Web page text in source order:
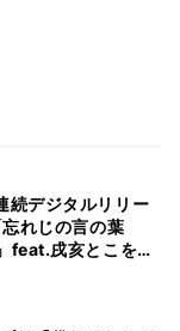
続デジタルリリー
れじの言の葉
戌亥とこを配